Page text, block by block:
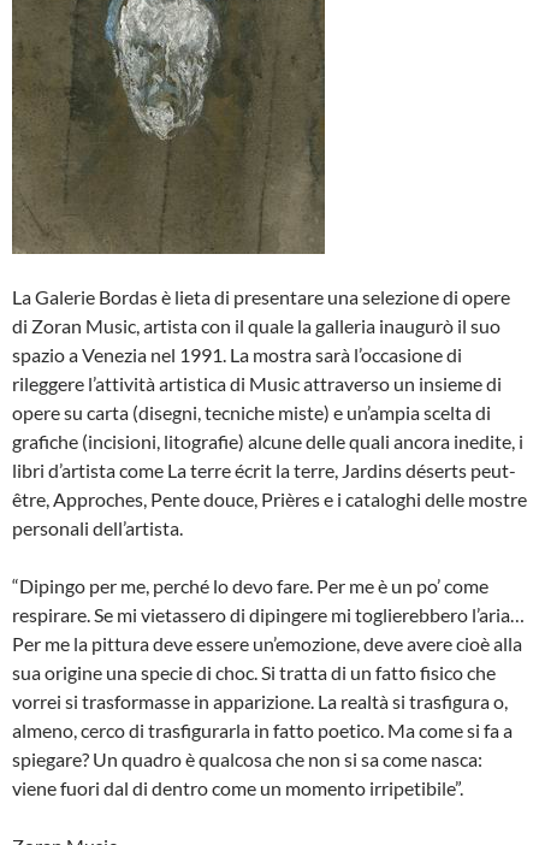
La Galerie Bordas è lieta di presentare una selezione di opere
di Zoran Music, artista con il quale la galleria inaugurò il suo
spazio a Venezia nel 1991. La mostra sarà l’occasione di
rileggere l’attività artistica di Music attraverso un insieme di
opere su carta (disegni, tecniche miste) e un’ampia scelta di
grafiche (incisioni, litografie) alcune delle quali ancora inedite, i
libri d’artista come La terre écrit la terre, Jardins déserts peut-
être, Approches, Pente douce, Prières e i cataloghi delle mostre
personali dell’artista.
“Dipingo per me, perché lo devo fare. Per me è un po’ come
respirare. Se mi vietassero di dipingere mi toglierebbero l’aria…
Per me la pittura deve essere un’emozione, deve avere cioè alla
sua origine una specie di choc. Si tratta di un fatto fisico che
vorrei si trasformasse in apparizione. La realtà si trasfigura o,
almeno, cerco di trasfigurarla in fatto poetico. Ma come si fa a
spiegare? Un quadro è qualcosa che non si sa come nasca:
viene fuori dal di dentro come un momento irripetibile”.